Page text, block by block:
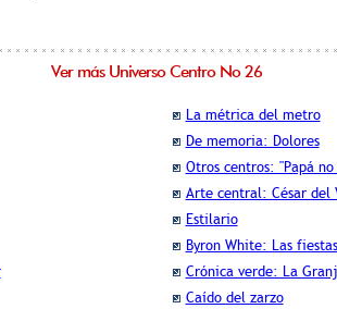
Ver más Universo Centro No 26
La métrica del metro
De memoria: Dolores
Otros centros: "Papá
Arte central: César del
Estilario
Byron White: Las
Crónica verde: La
Caído del zarzo